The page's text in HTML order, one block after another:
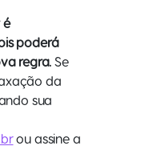
é
poderá
regra.Se
da
sua
ou assine a